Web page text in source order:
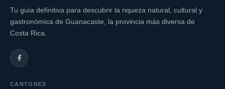
Tu guía definitiva para descubrir la riqueza natural, cultural y
gastronómica de Guanacaste, la provincia más diversa de
Costa Rica.
CANTONES